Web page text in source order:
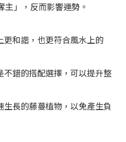
」，反而影響運勢。
和諧，也更符合風水上的
錯的搭配選擇，可以提升整
長的藤蔓植物，以免產生負